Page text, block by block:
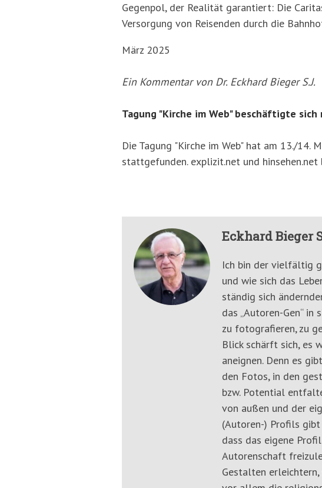
Gegenpol, der Realität garantiert: Die
Versorgung von Reisenden durch die
März 2025
Ein Kommentar von Dr. Eckhard Bieger S.J.
Tagung "Kirche im Web" beschäftigte
Die Tagung "Kirche im Web" hat am 13./14.
stattgefunden. explizit.net und
Eckhard Bieger
Ich bin der vielfältig
und wie sich das
ständig sich
das „Autoren-Gen“
zu fotografieren, zu
Blick schärft sich, es
aneignen. Denn es
den Fotos, in den
bzw. Potential
von außen und der
(Autoren-) Profils
dass das eigene
Autorenschaft
Gestalten